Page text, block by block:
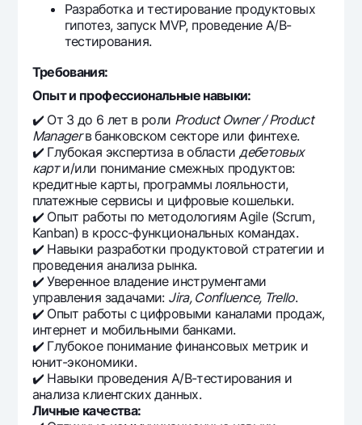
Разработка и тестирование продуктовых
гипотез, запуск MVP, проведение A/B-
тестирования.
Требования:
Опыт и профессиональные навыки:
✔️ От 3 до 6 лет в роли Product Owner / Product
Managerв банковском секторе или финтехе.
✔️ Глубокая экспертиза в областидебетовых
карти/или понимание смежных продуктов:
кредитные карты, программы лояльности,
платежные сервисы и цифровые кошельки.
✔️ Опыт работы по методологиям Agile (Scrum,
Kanban) в кросс-функциональных командах.
✔️ Навыки разработки продуктовой стратегии и
проведения анализа рынка.
✔️ Уверенное владение инструментами
управления задачами: Jira, Confluence, Trello.
✔️ Опыт работы с цифровыми каналами продаж,
интернет и мобильными банками.
✔️ Глубокое понимание финансовых метрик и
юнит-экономики.
✔️ Навыки проведения A/B-тестирования и
анализа клиентских данных.
Личные качества: